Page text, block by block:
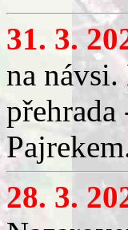
31. 3.
na
28. 3.